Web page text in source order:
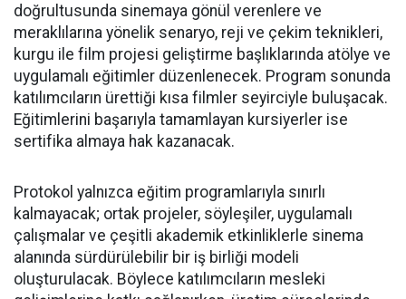
doğrultusunda sinemaya gönül verenlere ve
meraklılarına yönelik senaryo, reji ve çekim teknikleri,
kurgu ile film projesi geliştirme başlıklarında atölye ve
uygulamalı eğitimler düzenlenecek. Program sonunda
katılımcıların ürettiği kısa filmler seyirciyle buluşacak.
Eğitimlerini başarıyla tamamlayan kursiyerler ise
sertifika almaya hak kazanacak.
Protokol yalnızca eğitim programlarıyla sınırlı
kalmayacak; ortak projeler, söyleşiler, uygulamalı
çalışmalar ve çeşitli akademik etkinliklerle sinema
alanında sürdürülebilir bir iş birliği modeli
oluşturulacak. Böylece katılımcıların mesleki